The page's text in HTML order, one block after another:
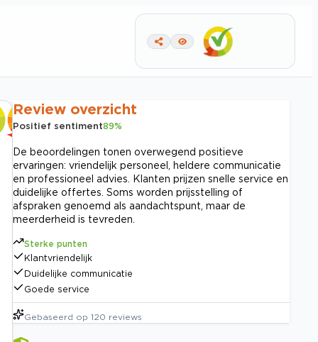
Review overzicht
Positief sentiment89%
De beoordelingen tonen overwegend positieve
ervaringen: vriendelijk personeel, heldere communicatie
en professioneel advies. Klanten prijzen snelle service en
duidelijke offertes. Soms worden prijsstelling of
afspraken genoemd als aandachtspunt, maar de
meerderheid is tevreden.
Sterke punten
Klantvriendelijk
Duidelijke communicatie
Goede service
Gebaseerd op 120 reviews